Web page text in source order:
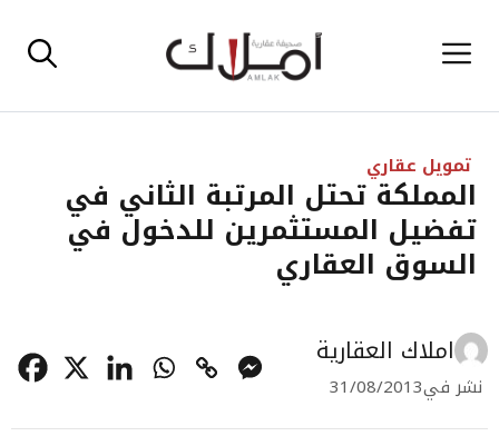
إلى القائمة
تمويل عقاري
المملكة تحتل المرتبة الثاني في
تفضيل المستثمرين للدخول في
السوق العقاري
املاك العقارية
نشر في31/08/2013